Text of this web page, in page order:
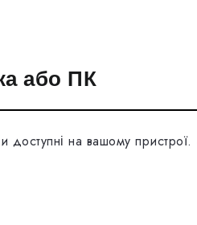
або ПК
доступні на вашому